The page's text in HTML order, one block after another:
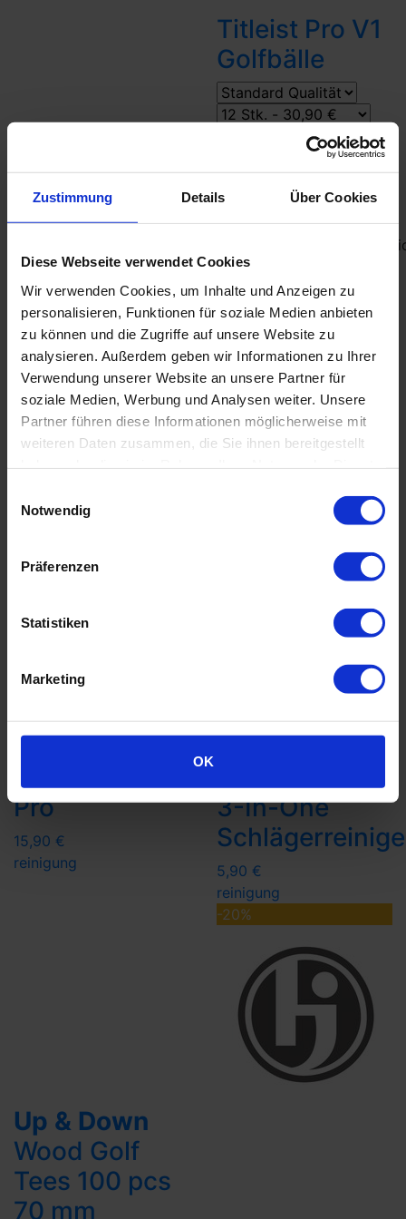
Zustimmung Details Über Cookies
Diese Webseite verwendet Cookies
Wir verwenden Cookies, um Inhalte und Anzeigen zu
personalisieren, Funktionen für soziale Medien anbieten
zu können und die Zugriffe auf unsere Website zu
analysieren. Außerdem geben wir Informationen zu Ihrer
Verwendung unserer Website an unsere Partner für
soziale Medien, Werbung und Analysen weiter. Unsere
Partner führen diese Informationen möglicherweise mit
weiteren Daten zusammen, die Sie ihnen bereitgestellt
Notwendig
Präferenzen
Statistiken
Marketing
OK
Titleist Pro V1
Golfbälle
3-
mittel
greenspin
hochschale
mittel
in den Warenkorb
Beliebte Golfausrüstung
Golf Gear
Club Cleaner
Pro
15,90 €
reinigung
3-In-One
5,90 €
reinigung
Up & Down
Wood Golf
Tees 100 pcs
70 mm
-20%